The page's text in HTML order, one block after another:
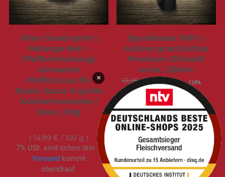
Altes Gewürzamt |
Mélange Noir -
Pfeffermischung|
schwarzer
Pfefferluxus für
Steak, Sauce & große
Küchenmomente |
Dose | 80g
14,99 € / 100 g
7% USt. sind schon drin –
Versandkommt
obendrauf.
Spyridoulas 100% |
natives griechisches
Premium Olivenöl
extra | 250ml
10,95 € Sonderangebot
8,99 € (18%
gespart)
3,60 €/ 100 ml
7% USt. sind schon drin –
Versandkommt
obendrauf.
sofort verfügbar
×